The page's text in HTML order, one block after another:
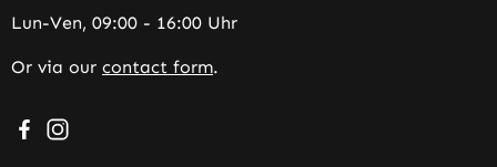
Lun-Ven, 09:00 - 16:00 Uhr
Or via our contact form.
Visit us on Facebook – opens in a new browser tab
Check us out on Instagram – opens in a new